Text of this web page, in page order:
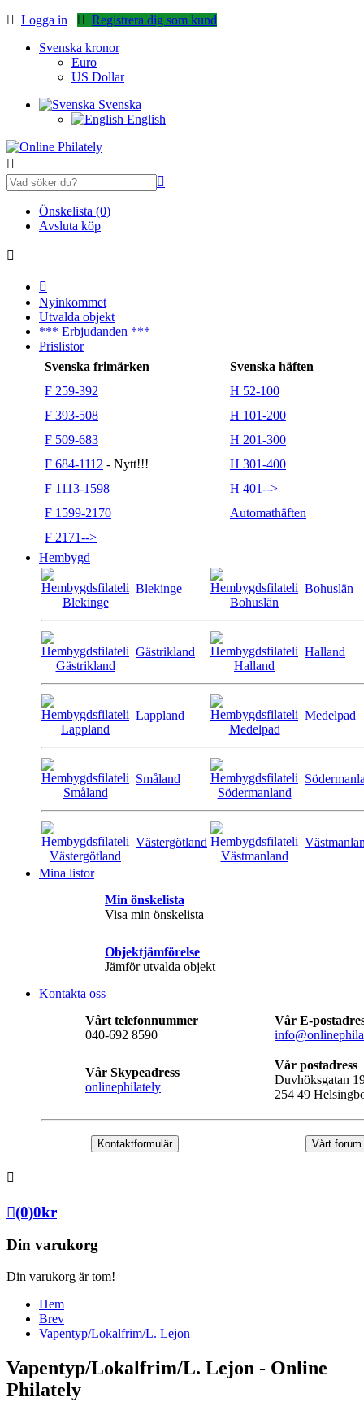
Logga in
Registrera dig som kund
Svenska kronor
Euro
US Dollar
Svenska
English
Önskelista (0)
Avsluta köp
Nyinkommet
Utvalda objekt
*** Erbjudanden ***
Prislistor
Svenska frimärken
Svenska häften
F 259-392
H 52-100
F 393-508
H 101-200
F 509-683
H 201-300
F 684-1112 - Nytt!!!
H 301-400
F 1113-1598
H 401-->
F 1599-2170
Automathäften
F 2171-->
Hembygd
Blekinge Bohuslän
Gästrikland Halland
Lappland Medelpad
Småland
Västergötland
Mina listor
Min önskelista
Visa min önskelista
Objektjämförelse
Jämför utvalda objekt
Kontakta oss
Vårt telefonnummer
040-692 8590
Vår E-
Vår Skypeadress
onlinephilately
Vår postadress
Duvhöksgatan
254 49
Kontaktformulär Vårt forum
(0)0kr
Din varukorg
Din varukorg är tom!
Hem
Brev
Vapentyp/Lokalfrim/L. Lejon
Vapentyp/Lokalfrim/L. Lejon - Online
Philately